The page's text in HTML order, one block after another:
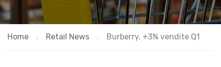
Home Retail News Burberry, +3% vendite Q1